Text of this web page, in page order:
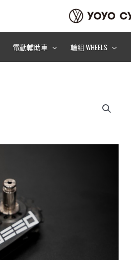
電動輔助車 輪組 WHEELS